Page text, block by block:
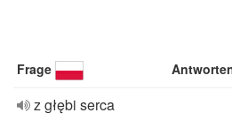
Frage
z głębi serca